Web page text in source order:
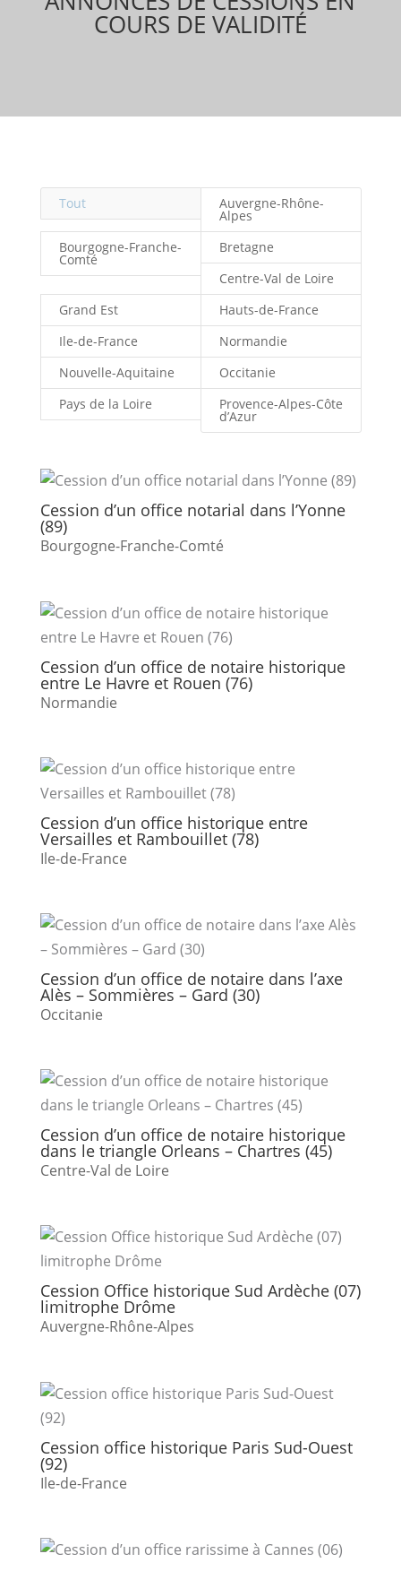
COURS DE VALIDITÉ
Tout Auvergne-Rhône-
Alpes
Bourgogne-Franche-
Comté
Bretagne
Centre-Val de Loire
Grand Est
Hauts-de-France
Ile-de-France
Normandie
Nouvelle-Aquitaine
Occitanie
Pays de la Loire
Provence-Alpes-Côte
d’Azur
Cession d’un office notarial dans l’Yonne
(89)
Bourgogne-Franche-Comté
Cession d’un office de notaire historique
entre Le Havre et Rouen (76)
Normandie
Cession d’un office historique entre
Versailles et Rambouillet (78)
Ile-de-France
Cession d’un office de notaire dans l’axe
Alès – Sommières – Gard (30)
Occitanie
Cession d’un office de notaire historique
dans le triangle Orleans – Chartres (45)
Centre-Val de Loire
Cession Office historique Sud Ardèche (07)
limitrophe Drôme
Auvergne-Rhône-Alpes
Cession office historique Paris Sud-Ouest
(92)
Ile-de-France